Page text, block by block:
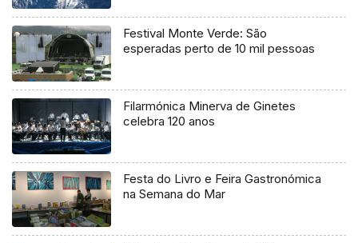
Festival Monte Verde: São
esperadas perto de 10 mil pessoas
Filarmónica Minerva de Ginetes
celebra 120 anos
Festa do Livro e Feira Gastronómica
na Semana do Mar